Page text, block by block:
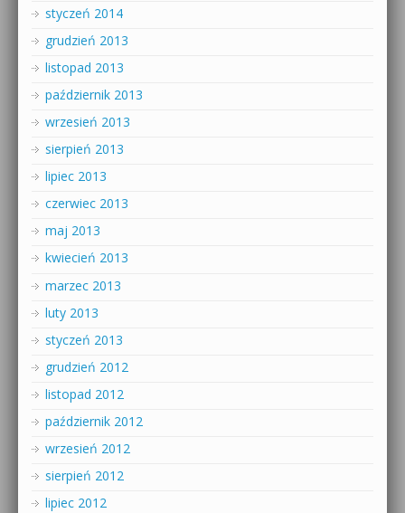
styczeń 2014
grudzień 2013
listopad 2013
październik 2013
wrzesień 2013
sierpień 2013
lipiec 2013
czerwiec 2013
maj 2013
kwiecień 2013
marzec 2013
luty 2013
styczeń 2013
grudzień 2012
listopad 2012
październik 2012
wrzesień 2012
sierpień 2012
lipiec 2012